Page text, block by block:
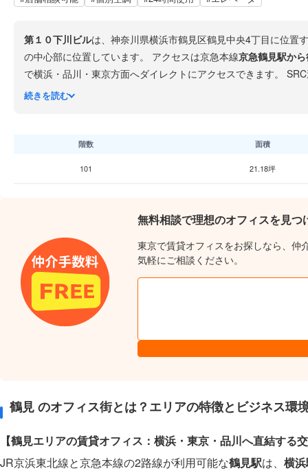
第１０下川ビルは、神奈川県横浜市鶴見区鶴見中央4丁目に位置
の中心部に位置しています。 アクセスは京急本線京急鶴見駅か
で横浜・品川・東京方面へダイレクトにアクセスできます。 SRC造（鉄骨鉄筋コンクリート造）の地上8階建てで、1978年竣工（築約48年）です。個別空調を完備し、機械警備に
続きを読む
階数 面積
101 21.18坪
無料相談で理想のオフィスを見つ
東京で賃貸オフィスをお探しなら、仲
気軽にご相談ください。
鶴見 のオフィス街とは？エリアの特徴とビジネス環
【鶴見エリアの賃貸オフィス：横浜・東京・品川へ直結する
JR京浜東北線と京急本線の2路線が利用可能な鶴見駅は、 横